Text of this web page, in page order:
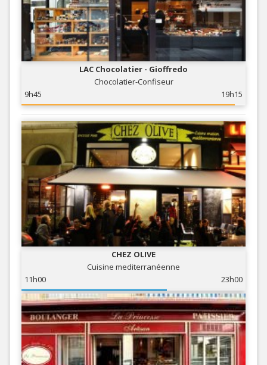
LAC Chocolatier - Gioffredo
Chocolatier-Confiseur
9h45
19h15
CHEZ OLIVE
Cuisine mediterranéenne
11h00
23h00